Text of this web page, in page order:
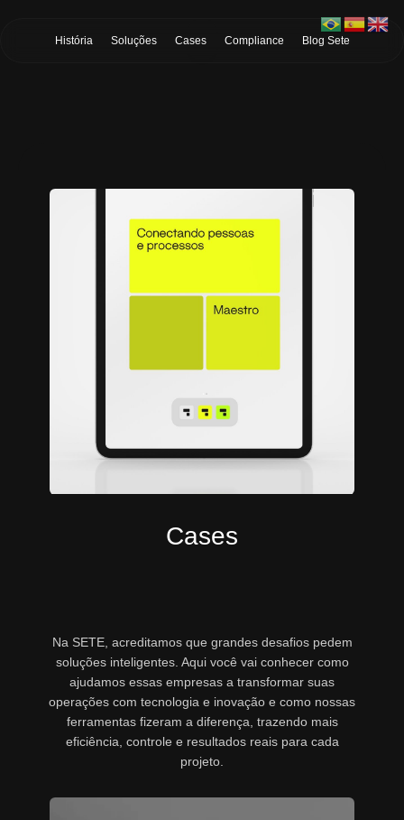
História Soluções Cases Compliance Blog Sete
Cases
Na SETE, acreditamos que grandes desafios pedem
soluções inteligentes. Aqui você vai conhecer como
ajudamos essas empresas a transformar suas
operações com tecnologia e inovação e como nossas
ferramentas fizeram a diferença, trazendo mais
eficiência, controle e resultados reais para cada
projeto.